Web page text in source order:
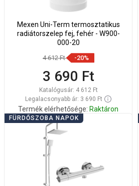
Mexen Uni-Term termosztatikus
radiátorszelep fej, fehér - W900-
000-20
4 612 Ft -20%
3 690 Ft
Katalógusár: 4 612 Ft
Legalacsonyabb ár: 3 690 Ft
Termék elérhetősége: Raktáron
Kosárba
Hasonlítsa
össze
FÜRDŐSZOBA NAPOK